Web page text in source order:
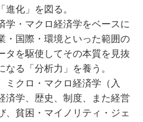
化」を図る。
・マクロ経済学をベースに
・国際・環境といった範囲の
タを駆使してその本質を見抜
る「分析力」を養う。
クロ・マクロ経済学（入
済学、歴史、制度、また経営
、貧困・マイノリティ・ジェ